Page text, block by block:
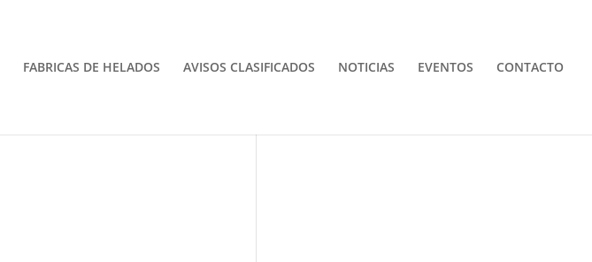
FABRICAS DE HELADOS AVISOS CLASIFICADOS NOTICIAS EVENTOS CONTACTO